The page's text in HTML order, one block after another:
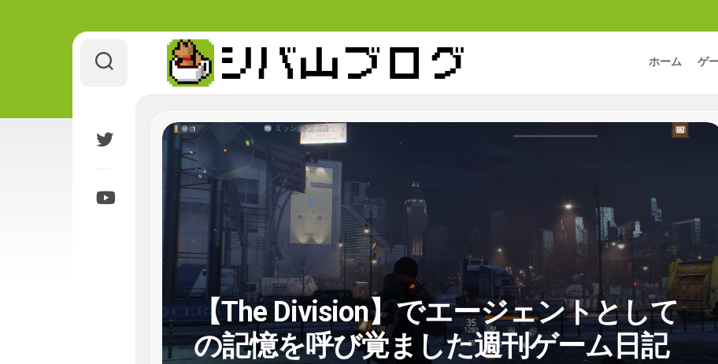
ホーム ゲ
レ
【The Division】でエージェントとして
の記憶を呼び覚ました週刊ゲーム日記